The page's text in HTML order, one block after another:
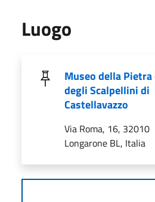
Luogo
Museo della Pietra
degli Scalpellini di
Castellavazzo
Via Roma, 16, 32010
Longarone BL, Italia